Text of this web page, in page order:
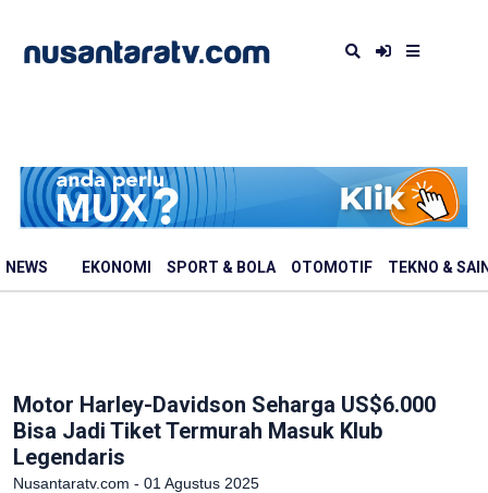
NEWS EKONOMI SPORT & BOLA OTOMOTIF TEKNO &
Motor Harley-Davidson Seharga US$6.000
Bisa Jadi Tiket Termurah Masuk Klub
Legendaris
Nusantaratv.com - 01 Agustus 2025